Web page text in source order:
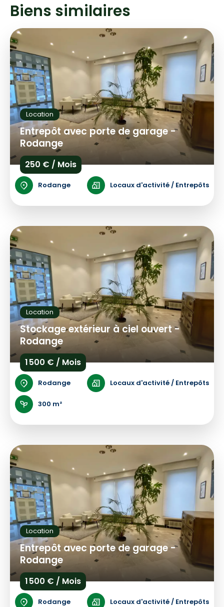
Biens similaires
Location
Entrepôt avec porte de garage -
Rodange
250 € / Mois
Rodange Locaux d'activité / Entrepôts
Location
Stockage extérieur à ciel ouvert -
Rodange
1 500 € / Mois
Rodange Locaux d'activité / Entrepôts
300 m²
Location
Entrepôt avec porte de garage -
Rodange
1 500 € / Mois
Rodange Locaux d'activité / Entrepôts